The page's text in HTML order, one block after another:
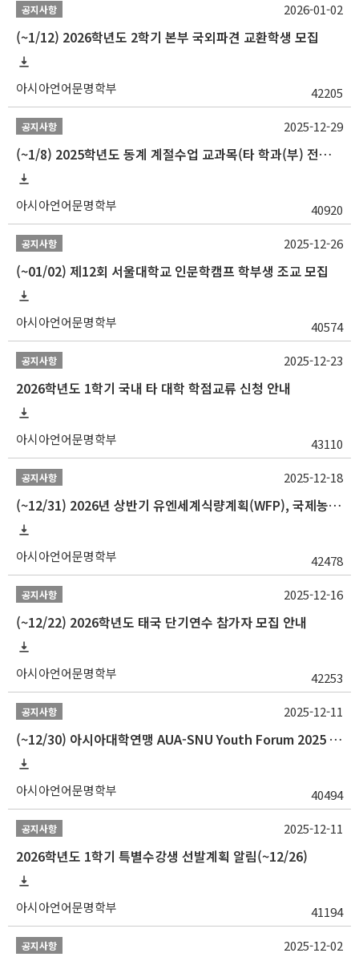
공지사항
(~1/12) 2026학년도 2학기 본부 국외파견 교환학생 모집
아시아언어문명학부 42205
2026-01-02
공지사항
(~1/8) 2025학년도 동계 계절수업 교과목(타 학과(부) 전공 및 교양) 성적평가방법 선택제 신청 안내
아시아언어문명학부 40920
2025-12-29
공지사항
(~01/02) 제12회 서울대학교 인문학캠프 학부생 조교 모집
아시아언어문명학부 40574
2025-12-26
공지사항
2026학년도 1학기 국내 타 대학 학점교류 신청 안내
아시아언어문명학부 43110
2025-12-23
공지사항
(~12/31) 2026년 상반기 유엔세계식량계획(WFP), 국제농업개발기금(IFAD) 및 유엔아동기금(UNICEF) 인턴십 프로그램 참가자 모집
아시아언어문명학부 42478
2025-12-18
공지사항
(~12/22) 2026학년도 태국 단기연수 참가자 모집 안내
아시아언어문명학부 42253
2025-12-16
공지사항
(~12/30) 아시아대학연맹 AUA-SNU Youth Forum 2025 참가자 선발 안내
아시아언어문명학부 40494
2025-12-11
공지사항
2026학년도 1학기 특별수강생 선발계획 알림(~12/26)
아시아언어문명학부 41194
2025-12-11
공지사항 2025-12-02